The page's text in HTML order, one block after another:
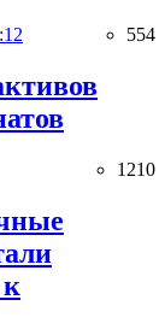
554
1210